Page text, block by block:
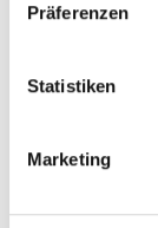
Präferenzen
Statistiken
Marketing